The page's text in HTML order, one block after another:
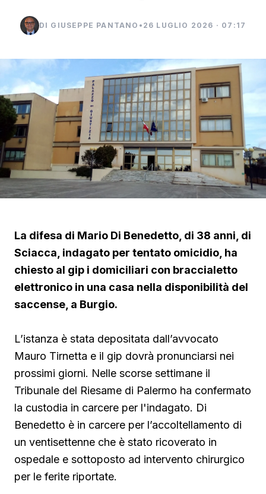
DI GIUSEPPE PANTANO • 26 LUGLIO 2026 · 07:17
La difesa di Mario Di Benedetto, di 38 anni, di
Sciacca, indagato per tentato omicidio, ha
chiesto al gip i domiciliari con braccialetto
elettronico in una casa nella disponibilità del
saccense, a Burgio.
L’istanza è stata depositata dall’avvocato
Mauro Tirnetta e il gip dovrà pronunciarsi nei
prossimi giorni. Nelle scorse settimane il
Tribunale del Riesame di Palermo ha confermato
la custodia in carcere per l'indagato. Di
Benedetto è in carcere per l’accoltellamento di
un ventisettenne che è stato ricoverato in
ospedale e sottoposto ad intervento chirurgico
per le ferite riportate.